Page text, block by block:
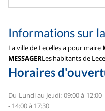
Informations sur
La ville de Lecelles a pour maire
MESSAGERLes habitants de
Horaires
Du Lundi au Jeudi: 09:00 à 12:00
- 14:00 à 17:30